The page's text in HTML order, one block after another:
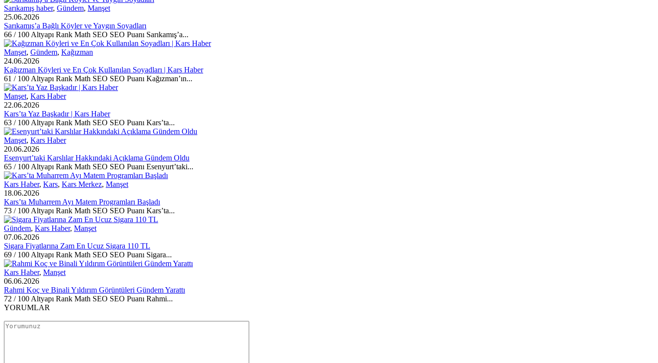
Sarıkamış haber, Gündem, Manşet
25.06.2026
Sarıkamış’a Bağlı Köyler ve Yaygın Soyadları
66 / 100 Altyapı Rank Math SEO SEO Puanı Sarıkamış’a...
Manşet, Gündem, Kağızman
24.06.2026
Kağızman Köyleri ve En Çok Kullanılan Soyadları | Kars Haber
61 / 100 Altyapı Rank Math SEO SEO Puanı Kağızman’ın...
Manşet, Kars Haber
22.06.2026
Kars’ta Yaz Başkadır | Kars Haber
63 / 100 Altyapı Rank Math SEO SEO Puanı Kars’ta...
Manşet, Kars Haber
20.06.2026
Esenyurt’taki Karslılar Hakkındaki Açıklama Gündem Oldu
65 / 100 Altyapı Rank Math SEO SEO Puanı Esenyurt’taki...
Kars Haber, Kars, Kars Merkez, Manşet
18.06.2026
Kars’ta Muharrem Ayı Matem Programları Başladı
73 / 100 Altyapı Rank Math SEO SEO Puanı Kars’ta...
Gündem, Kars Haber, Manşet
07.06.2026
Sigara Fiyatlarına Zam En Ucuz Sigara 110 TL
69 / 100 Altyapı Rank Math SEO SEO Puanı Sigara...
Kars Haber, Manşet
06.06.2026
Rahmi Koç ve Binali Yıldırım Görüntüleri Gündem Yarattı
72 / 100 Altyapı Rank Math SEO SEO Puanı Rahmi...
YORUMLAR